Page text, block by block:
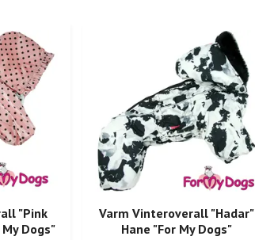
"Pink
Dogs"
Varm Vinteroverall "Hadar"
Hane "For My Dogs"